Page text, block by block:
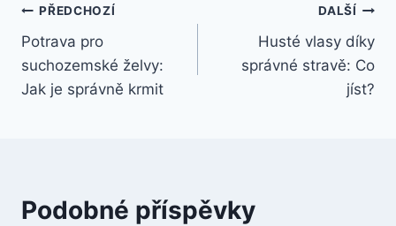
Navigace
pro
příspěvek
PŘEDCHOZÍ
Potrava pro
suchozemské želvy:
Jak je správně krmit
DALŠÍ
Husté vlasy díky
správné stravě: Co
jíst?
Podobné příspěvky